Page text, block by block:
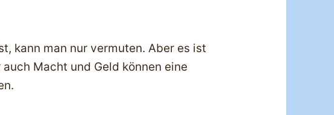
kann man nur vermuten. Aber es ist
Macht und Geld können eine